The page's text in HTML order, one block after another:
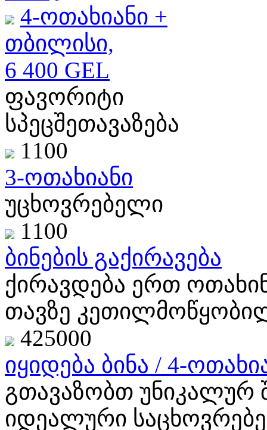
4-ოთახიანი +
თბილისი,
6 400 GEL
ფავორიტი
სპეცშეთავაზება
1100
3-ოთახიანი
უცხოვრებელი
1100
ბინების გაქირავება
ქირავდება ერთ
თავზე
425000
იყიდება ბინა / 4-
გთავაზობთ უნიკალურ
იდეალური